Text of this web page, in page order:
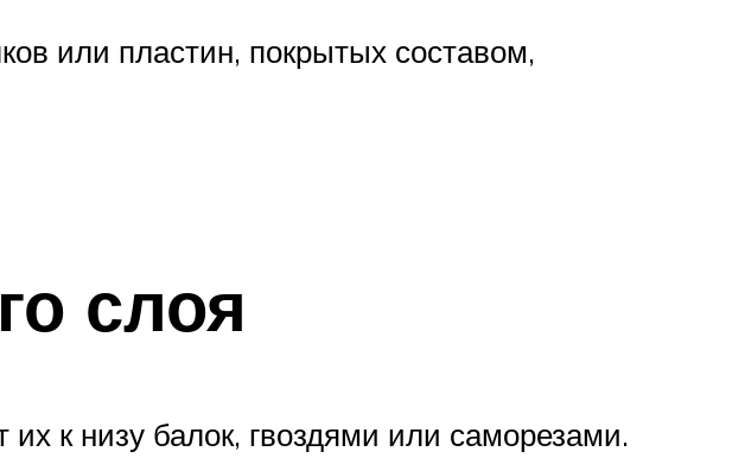
или пластин, покрытых составом,
слоя
к низу балок, гвоздями или саморезами.